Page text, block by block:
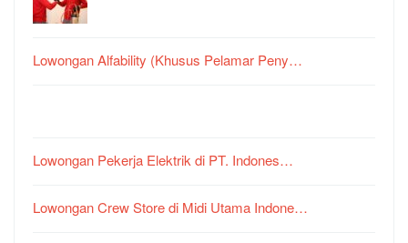
Lowongan Alfability (Khusus Pelamar Peny…
Lowongan Pekerja Elektrik di PT. Indones…
Lowongan Crew Store di Midi Utama Indone…